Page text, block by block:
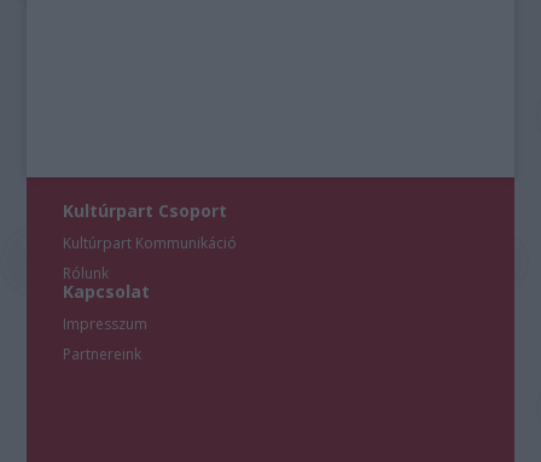
Kultúrpart Csoport
Kultúrpart Kommunikáció
Rólunk
Kapcsolat
Impresszum
Partnereink